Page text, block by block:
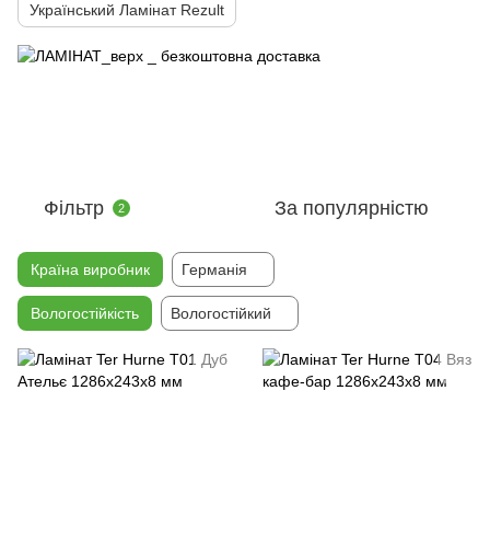
Український Ламінат Rezult
Фільтр 2 За популярністю
Країна виробник Германія
Вологостійкість Вологостійкий